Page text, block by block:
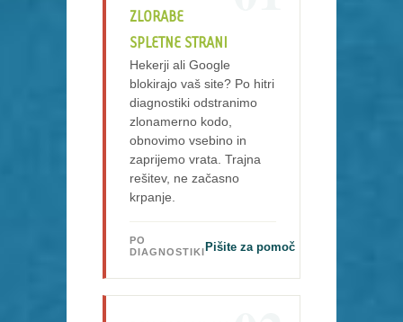
ZLORABE
SPLETNE STRANI
Hekerji ali Google
blokirajo vaš site? Po hitri
diagnostiki odstranimo
zlonamerno kodo,
obnovimo vsebino in
zaprijemo vrata. Trajna
rešitev, ne začasno
krpanje.
PO
DIAGNOSTIKIPišite za pomoč